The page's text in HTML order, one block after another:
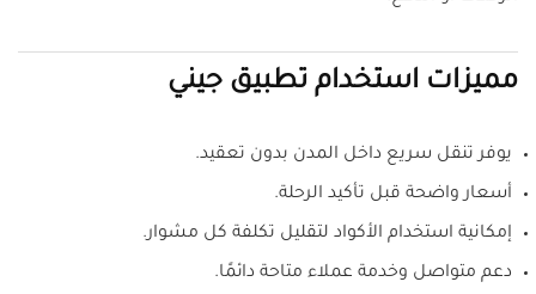
مميزات استخدام تطبيق جيني
يوفر تنقل سريع داخل المدن بدون تعقيد.
أسعار واضحة قبل تأكيد الرحلة.
إمكانية استخدام الأكواد لتقليل تكلفة كل مشوار.
دعم متواصل وخدمة عملاء متاحة دائمًا.